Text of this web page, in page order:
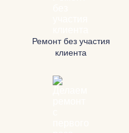
Ремонт без участия
клиента